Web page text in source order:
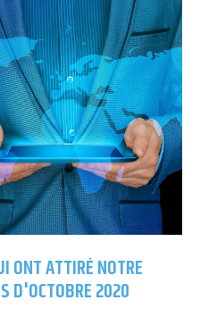
ONT ATTIRÉ NOTRE
D'OCTOBRE 2020